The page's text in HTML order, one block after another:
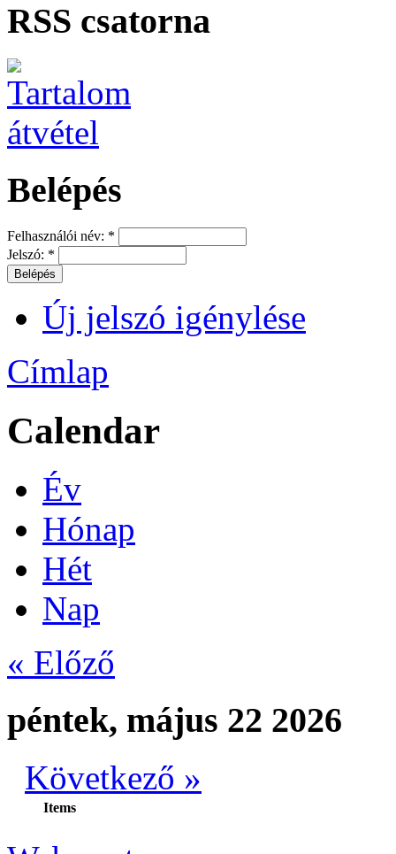
RSS csatorna
Belépés
Felhasználói név: *
Jelszó: *
Új jelszó igénylése
Címlap
Calendar
Év
Hónap
Hét
Nap
« Előző
péntek, május 22 2026
Következő »
Items